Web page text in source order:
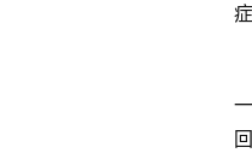
症
一
回